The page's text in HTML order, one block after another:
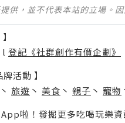
供，並不代表本站的立場。
l 登記《社群創作有價企劃》
活動 】
丶 旅遊 丶 美食 丶 親子 丶 寵物
啦！發掘更多吃喝玩樂資